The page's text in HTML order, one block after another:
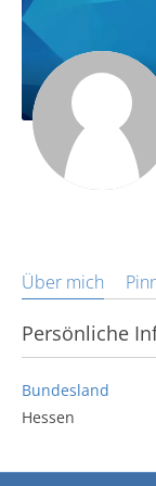
Über mich
Persönliche
Bundesland
Hessen